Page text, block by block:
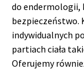
do endermologii,
bezpieczeństwo.
indywidualnych
partiach ciała
Oferujemy